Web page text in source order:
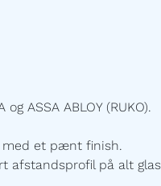
ASSA ABLOY (RUKO).
med et pænt finish.
afstandsprofil på alt